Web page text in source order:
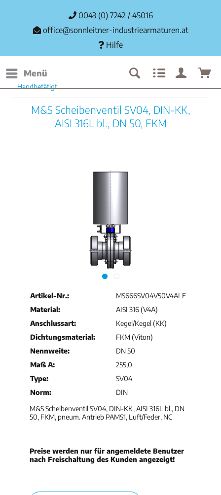
0043 (0) 7242 / 45016
office@sonnleitner-industriearmaturen.at
Hilfe
Menü
Handbetätigt
M&S Scheibenventil SV04, DIN-KK,
AISI 316L bl., DN 50, FKM
Artikel-Nr.:
MS666SV04V50V4ALF
Material:
AISI 316 (V4A)
Anschlussart:
Kegel/Kegel (KK)
Dichtungsmaterial:
FKM (Viton)
Nennweite:
DN 50
Maß A:
255,0
Type:
SV04
Norm:
DIN
M&S Scheibenventil SV04, DIN-KK, AISI 316L bl., DN
50, FKM, pneum. Antrieb PAMS1, Luft/Feder, NC
Preise werden nur für angemeldete Benutzer
nach Freischaltung des Kunden angezeigt!